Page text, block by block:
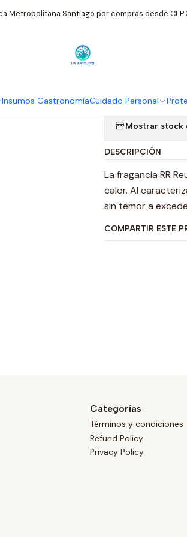
Insumos GastronomíaCuidado Personal
Metropolitana Santiago por compras desde
Reuzel Reuzel Fragancia Fina 50 Ml Citrica
Mostrar stock
DESCRIPCIÓN
La fragancia RR
calor. Al
sin temor a
COMPARTIR ESTE
Categorías
Términos y condiciones
Refund Policy
Privacy Policy